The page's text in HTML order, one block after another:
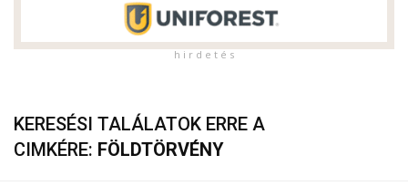
h i r d e t é s
KERESÉSI TALÁLATOK ERRE A
CIMKÉRE: FÖLDTÖRVÉNY